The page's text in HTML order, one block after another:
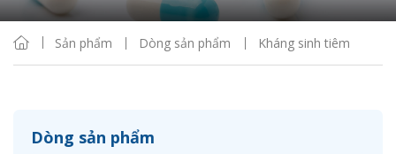
Sản phẩm Dòng sản phẩm Kháng sinh tiêm
Dòng sản phẩm
Hiển thị